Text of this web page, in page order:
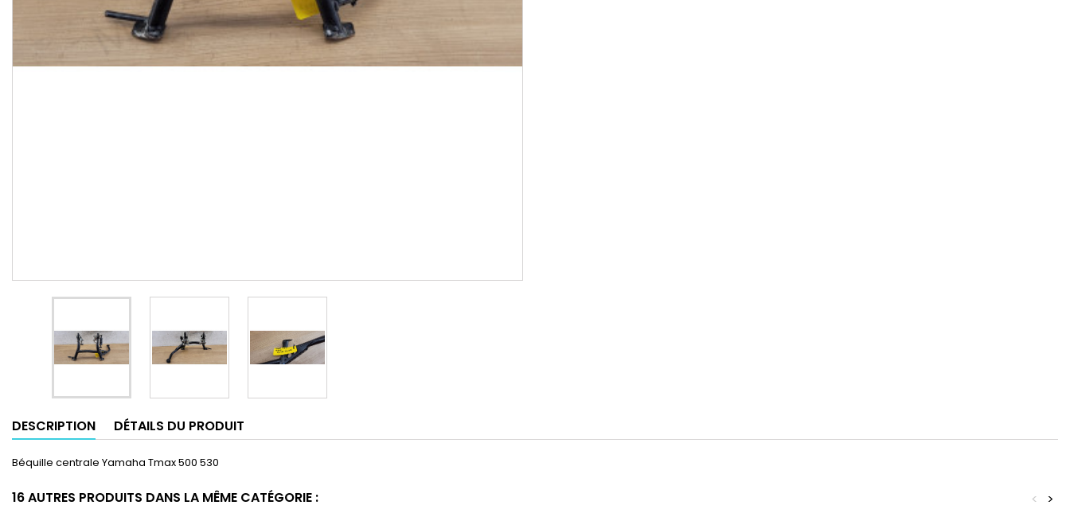
DESCRIPTION DÉTAILS DU PRODUIT
Béquille centrale Yamaha Tmax 500 530
16 AUTRES PRODUITS DANS LA MÊME CATÉGORIE : >
<